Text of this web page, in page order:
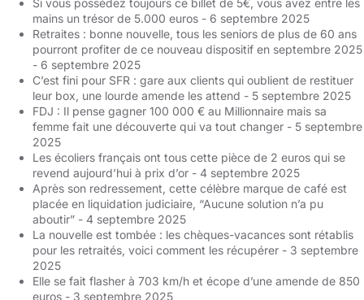
mains un trésor de 5.000 euros - 6 septembre 2025
Retraites : bonne nouvelle, tous les seniors de plus de 60 ans
pourront profiter de ce nouveau dispositif en septembre 2025
- 6 septembre 2025
C’est fini pour SFR : gare aux clients qui oublient de restituer
leur box, une lourde amende les attend - 5 septembre 2025
FDJ : Il pense gagner 100 000 € au Millionnaire mais sa
femme fait une découverte qui va tout changer - 5 septembre
2025
Les écoliers français ont tous cette pièce de 2 euros qui se
revend aujourd’hui à prix d’or - 4 septembre 2025
Après son redressement, cette célèbre marque de café est
placée en liquidation judiciaire, “Aucune solution n’a pu
aboutir” - 4 septembre 2025
La nouvelle est tombée : les chèques-vacances sont rétablis
pour les retraités, voici comment les récupérer - 3 septembre
2025
Elle se fait flasher à 703 km/h et écope d’une amende de 850
euros - 3 septembre 2025